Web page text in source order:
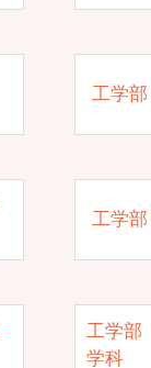
工学
工学
工学部
学科